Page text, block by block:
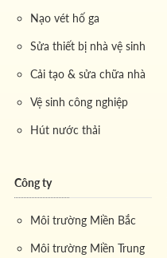
Nạo vét hố ga
Sửa thiết bị nhà vệ sinh
Cải tạo & sửa chữa nhà
Vệ sinh công nghiệp
Hút nước thải
Công ty
Môi trường Miền Bắc
Môi trường Miền Trung